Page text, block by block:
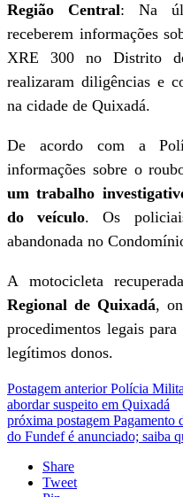
Região Central: Na
receberem informações
XRE 300 no Distrito
realizaram diligências e
na cidade de Quixadá.
De acordo com a
informações sobre o
um trabalho
do veículo. Os
abandonada no
A motocicleta
Regional de Quixadá,
procedimentos legais
legítimos donos.
Postagem anterior Polícia
abordar suspeito em Quixadá
próxima postagem Pagamento
do Fundef é anunciado; saiba
Share
Tweet